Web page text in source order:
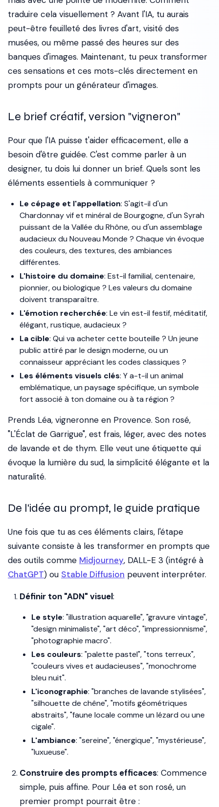
traduire cela visuellement ? Avant l'IA, tu aurais
peut-être feuilleté des livres d'art, visité des
musées, ou même passé des heures sur des
banques d'images. Maintenant, tu peux transformer
ces sensations et ces mots-clés directement en
prompts pour un générateur d'images.
Le brief créatif, version "vigneron"
Pour que l'IA puisse t'aider efficacement, elle a
besoin d'être guidée. C'est comme parler à un
designer, tu dois lui donner un brief. Quels sont les
éléments essentiels à communiquer ?
Le cépage et l'appellation: S'agit-il d'un
Chardonnay vif et minéral de Bourgogne, d'un Syrah
puissant de la Vallée du Rhône, ou d'un assemblage
audacieux du Nouveau Monde ? Chaque vin évoque
des couleurs, des textures, des ambiances
différentes.
L'histoire du domaine: Est-il familial, centenaire,
pionnier, ou biologique ? Les valeurs du domaine
doivent transparaître.
L'émotion recherchée: Le vin est-il festif, méditatif,
élégant, rustique, audacieux ?
La cible: Qui va acheter cette bouteille ? Un jeune
public attiré par le design moderne, ou un
connaisseur appréciant les codes classiques ?
Les éléments visuels clés: Y a-t-il un animal
emblématique, un paysage spécifique, un symbole
fort associé à ton domaine ou à ta région ?
Prends Léa, vigneronne en Provence. Son rosé,
"L'Éclat de Garrigue", est frais, léger, avec des notes
de lavande et de thym. Elle veut une étiquette qui
évoque la lumière du sud, la simplicité élégante et la
naturalité.
De l'idée au prompt, le guide pratique
Une fois que tu as ces éléments clairs, l'étape
suivante consiste à les transformer en prompts que
des outils comme Midjourney, DALL-E 3 (intégré à
ChatGPT) ou Stable Diffusion peuvent interpréter.
Définir ton "ADN" visuel:
Le style: "illustration aquarelle", "gravure vintage",
"design minimaliste", "art déco", "impressionnisme",
"photographie macro".
Les couleurs: "palette pastel", "tons terreux",
"couleurs vives et audacieuses", "monochrome
bleu nuit".
L'iconographie: "branches de lavande stylisées",
"silhouette de chêne", "motifs géométriques
abstraits", "faune locale comme un lézard ou une
cigale".
L'ambiance: "sereine", "énergique", "mystérieuse",
"luxueuse".
Construire des prompts efficaces: Commence
simple, puis affine. Pour Léa et son rosé, un
premier prompt pourrait être :